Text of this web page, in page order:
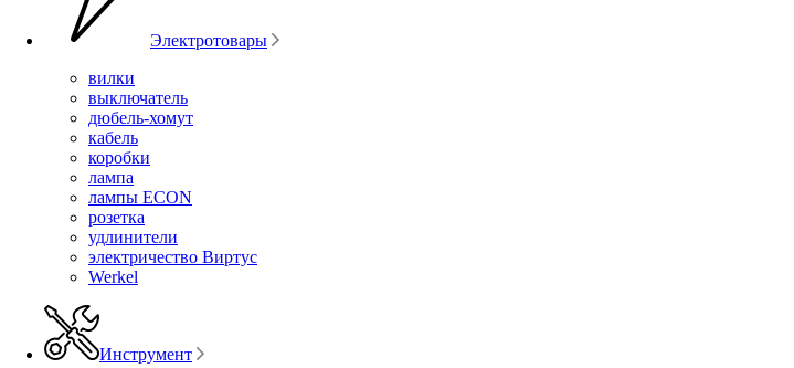
Электротовары
вилки
выключатель
дюбель-хомут
кабель
коробки
лампа
лампы ECON
розетка
удлинители
электричество Виртус
Werkel
Инструмент